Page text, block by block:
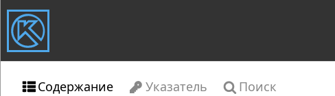
Содержание Указатель Поиск